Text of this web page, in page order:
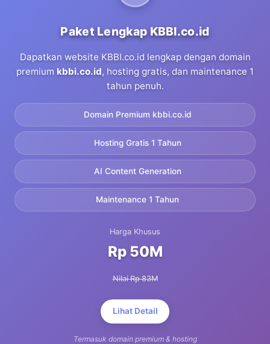
Paket Lengkap KBBI.co.id
Dapatkan website KBBI.co.id lengkap dengan domain
premium kbbi.co.id, hosting gratis, dan maintenance 1
tahun penuh.
Domain Premium kbbi.co.id
Hosting Gratis 1 Tahun
AI Content Generation
Maintenance 1 Tahun
Harga Khusus
Rp 50M
Nilai Rp 83M
Lihat Detail
Termasuk domain premium & hosting